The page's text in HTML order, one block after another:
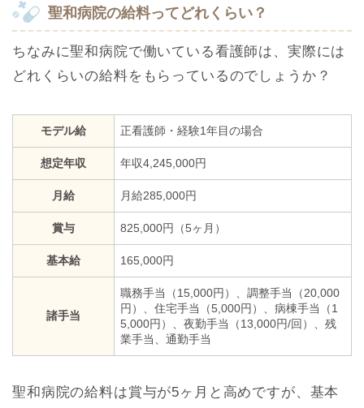
聖和病院の給料ってどれくらい？
ちなみに聖和病院で働いている看護師は、実際には
どれくらいの給料をもらっているのでしょうか？
モデル給 正看護師・経験1年目の場合
想定年収 年収4,245,000円
月給 月給285,000円
賞与 825,000円（5ヶ月）
基本給 165,000円
諸手当
職務手当（15,000円）、調整手当（20,000
円）、住宅手当（5,000円）、病棟手当（1
5,000円）、夜勤手当（13,000円/回）、残
業手当、通勤手当
聖和病院の給料は賞与が5ヶ月と高めですが、基本